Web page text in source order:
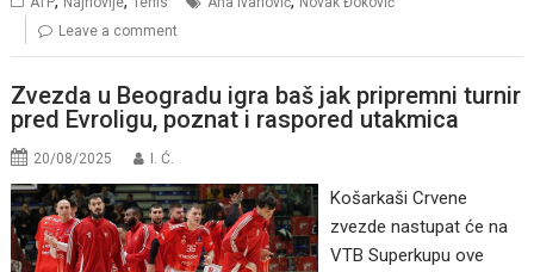
Leave a comment
Zvezda u Beogradu igra baš jak pripremni turnir
pred Evroligu, poznat i raspored utakmica
20/08/2025 I. Ć.
Košarkaši Crvene
zvezde nastupat će na
VTB Superkupu ove